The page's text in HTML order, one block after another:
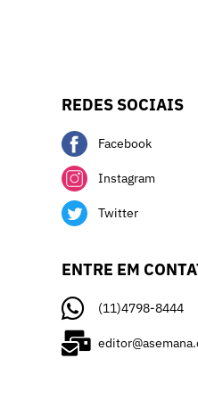
REDES SOCIAIS
Facebook
Instagram
Twitter
ENTRE EM
(11)4798-8444